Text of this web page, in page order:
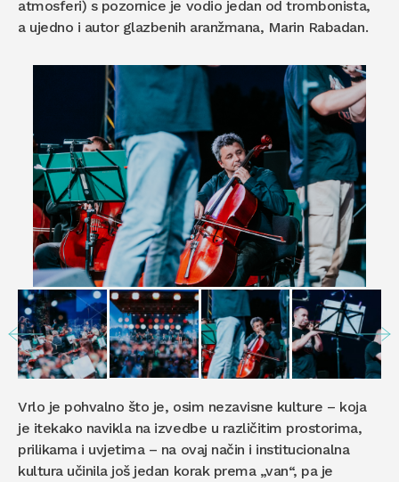
atmosferi) s pozornice je vodio jedan od trombonista,
a ujedno i autor glazbenih aranžmana, Marin Rabadan.
Vrlo je pohvalno što je, osim nezavisne kulture – koja
je itekako navikla na izvedbe u različitim prostorima,
prilikama i uvjetima – na ovaj način i institucionalna
kultura učinila još jedan korak prema „van“, pa je